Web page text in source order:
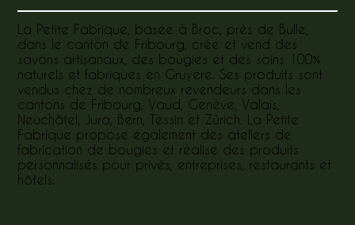
La Petite Fabrique, basée à Broc, près de Bulle,
dans le canton de Fribourg, crée et vend des
savons artisanaux, des bougies et des soins 100%
naturels et fabriqués en Gruyère. Ses produits sont
vendus chez de nombreux revendeurs dans les
cantons de Fribourg, Vaud, Genève, Valais,
Neuchâtel, Jura, Bern, Tessin et Zürich. La Petite
Fabrique propose également des ateliers de
fabrication de bougies et réalise des produits
personnalisés pour privés, entreprises, restaurants et
hôtels.